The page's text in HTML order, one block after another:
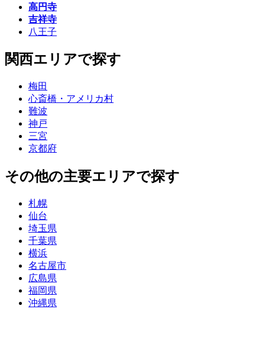
高円寺
吉祥寺
八王子
関西エリアで探す
梅田
心斎橋・アメリカ村
難波
神戸
三宮
京都府
その他の主要エリアで探す
札幌
仙台
埼玉県
千葉県
横浜
名古屋市
広島県
福岡県
沖縄県